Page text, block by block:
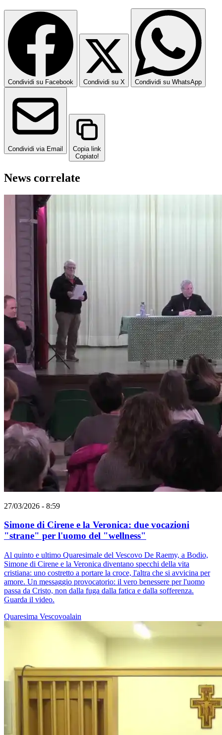
Condividi su Facebook Condividi su X Condividi su WhatsApp
Condividi via Email
Copia link
Copiato!
News correlate
27/03/2026 - 8:59
Simone di Cirene e la Veronica: due vocazioni
"strane" per l'uomo del "wellness"
Al quinto e ultimo Quaresimale del Vescovo De Raemy, a Bodio,
Simone di Cirene e la Veronica diventano specchi della vita
cristiana: uno costretto a portare la croce, l'altra che si avvicina per
amore. Un messaggio provocatorio: il vero benessere per l'uomo
passa da Cristo, non dalla fuga dalla fatica e dalla sofferenza.
Guarda il video.
Quaresima Vescovoalain